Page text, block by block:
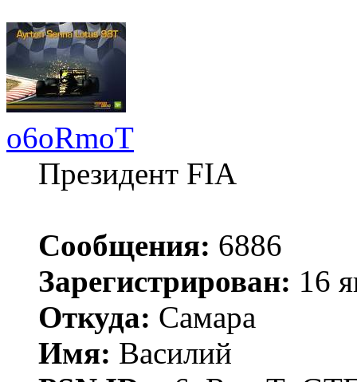
o6oRmoT
Президент FIA
Сообщения: 6886
Зарегистрирован: 16
Откуда: Самара
Имя: Василий